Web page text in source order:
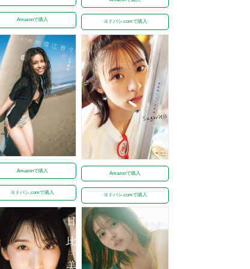
Amazonで購入 ヨドバシ.comで購入
Amazonで購入
ヨドバシ.comで購入
Amazonで購入
ヨドバシ.comで購入